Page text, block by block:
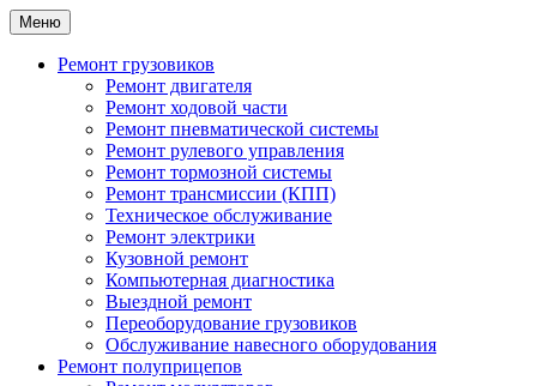
Меню
Ремонт грузовиков
Ремонт двигателя
Ремонт ходовой части
Ремонт пневматической системы
Ремонт рулевого управления
Ремонт тормозной системы
Ремонт трансмиссии (КПП)
Техническое обслуживание
Ремонт электрики
Кузовной ремонт
Компьютерная диагностика
Выездной ремонт
Переоборудование грузовиков
Обслуживание навесного оборудования
Ремонт полуприцепов